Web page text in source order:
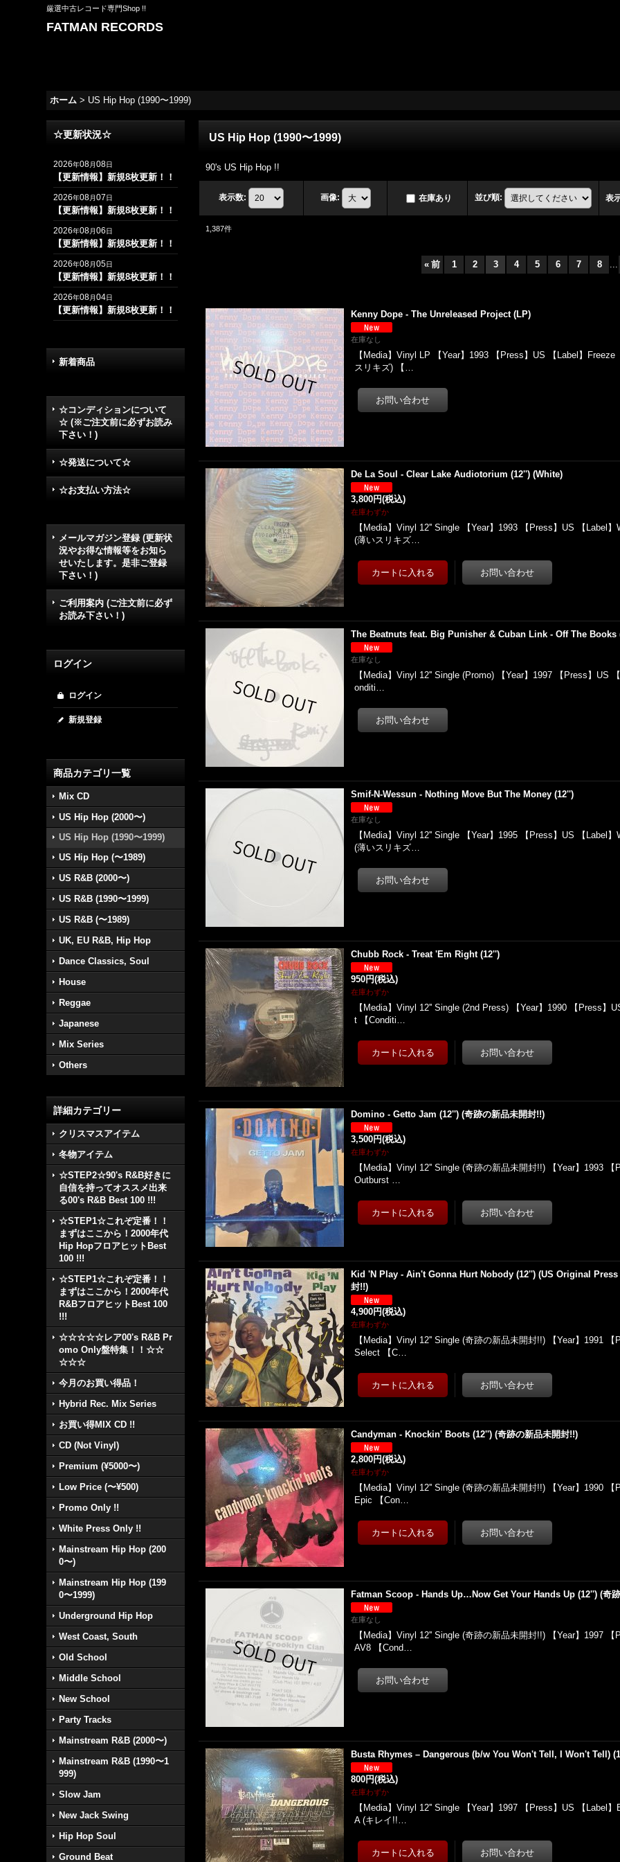
厳選中古レコード専門Shop !!
FATMAN RECORDS
ホーム > US Hip Hop (1990〜1999)
☆更新状況☆
2026年08月08日
【更新情報】新規8枚更新！！
2026年08月07日
【更新情報】新規8枚更新！！
2026年08月06日
【更新情報】新規8枚更新！！
2026年08月05日
【更新情報】新規8枚更新！！
2026年08月04日
【更新情報】新規8枚更新！！
新着商品
☆コンディションについて
☆ (※ご注文前に必ずお読み
下さい！)
☆発送について☆
☆お支払い方法☆
メールマガジン登録 (更新状
況やお得な情報等をお知ら
せいたします。是非ご登録
下さい！)
ご利用案内 (ご注文前に必ず
お読み下さい！)
ログイン
ログイン
新規登録
商品カテゴリ一覧
Mix CD
US Hip Hop (2000〜)
US Hip Hop (1990〜1999)
US Hip Hop (〜1989)
US R&B (2000〜)
US R&B (1990〜1999)
US R&B (〜1989)
UK, EU R&B, Hip Hop
Dance Classics, Soul
House
Reggae
Japanese
Mix Series
Others
詳細カテゴリー
クリスマスアイテム
冬物アイテム
☆STEP2☆90's R&B好きに
自信を持ってオススメ出来
る00's R&B Best 100 !!!
☆STEP1☆これぞ定番！！
まずはここから！2000年代
Hip HopフロアヒットBest
100 !!!
☆STEP1☆これぞ定番！！
まずはここから！2000年代
R&BフロアヒットBest 100
!!!
☆☆☆☆☆レア00's R&B Pr
omo Only盤特集！！☆☆
☆☆☆
今月のお買い得品！
Hybrid Rec. Mix Series
お買い得MIX CD !!
CD (Not Vinyl)
Premium (¥5000〜)
Low Price (〜¥500)
Promo Only !!
White Press Only !!
Mainstream Hip Hop (200
0〜)
Mainstream Hip Hop (199
0〜1999)
Underground Hip Hop
West Coast, South
Old School
Middle School
New School
Party Tracks
Mainstream R&B (2000〜)
Mainstream R&B (1990〜1
999)
Slow Jam
New Jack Swing
Hip Hop Soul
Ground Beat
US Hip Hop (1990〜1999)
90's US Hip Hop !!
表示数: 画像: 在庫あり 並び順: 表
1,387件
« 前 1 2 3 4 5 6 7 8 ...
Kenny Dope - The Unreleased Project (LP)
在庫なし
【Media】Vinyl LP 【Year】1993 【Press】US 【Label】
スリキズ) 【…
De La Soul - Clear Lake Audiotorium (12'') (White)
3,800円(税込)
在庫わずか
【Media】Vinyl 12'' Single 【Year】1993 【Press】US 【Label
(薄いスリキズ…
The Beatnuts feat. Big Punisher & Cuban Link - Off The Books
在庫なし
【Media】Vinyl 12'' Single (Promo) 【Year】1997 【Press】US
onditi…
Smif-N-Wessun - Nothing Move But The Money (12'')
在庫なし
【Media】Vinyl 12'' Single 【Year】1995 【Press】US 【Label
(薄いスリキズ…
Chubb Rock - Treat 'Em Right (12'')
950円(税込)
在庫わずか
【Media】Vinyl 12'' Single (2nd Press) 【Year】1990 【Press】
t 【Conditi…
Domino - Getto Jam (12'') (奇跡の新品未開封!!)
3,500円(税込)
在庫わずか
【Media】Vinyl 12'' Single (奇跡の新品未開封!!) 【Year】1993
Outburst …
Kid 'N Play - Ain't Gonna Hurt Nobody (12'') (US Original Press
封!!)
4,900円(税込)
在庫わずか
【Media】Vinyl 12'' Single (奇跡の新品未開封!!) 【Year】1991
Select 【C…
Candyman - Knockin' Boots (12'') (奇跡の新品未開封!!)
2,800円(税込)
在庫わずか
【Media】Vinyl 12'' Single (奇跡の新品未開封!!) 【Year】1990
Epic 【Con…
Fatman Scoop - Hands Up…Now Get Your Hands Up (12'') (奇
在庫なし
【Media】Vinyl 12'' Single (奇跡の新品未開封!!) 【Year】1997
AV8 【Cond…
Busta Rhymes – Dangerous (b/w You Won't Tell, I Won't Tell)
800円(税込)
在庫わずか
【Media】Vinyl 12'' Single 【Year】1997 【Press】US 【Label
A (キレイ!!…